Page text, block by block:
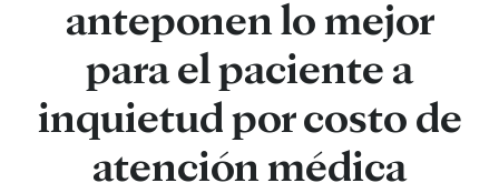
anteponen lo mejor
para el paciente a
inquietud por costo de
atención médica